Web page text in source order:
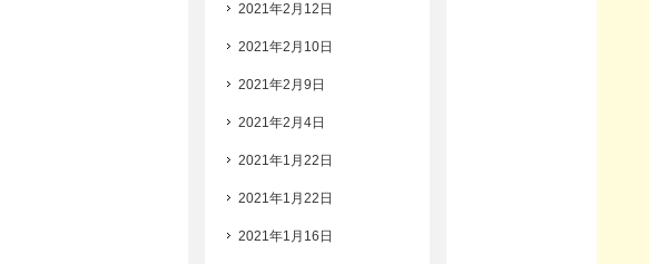
2021年2月12日
2021年2月10日
2021年2月9日
2021年2月4日
2021年1月22日
2021年1月22日
2021年1月16日